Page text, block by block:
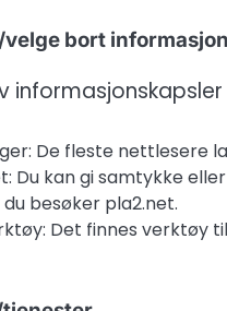
bort
De fleste nettlesere
Du kan gi samtykke
besøker pla2.net.
Det finnes verktøy